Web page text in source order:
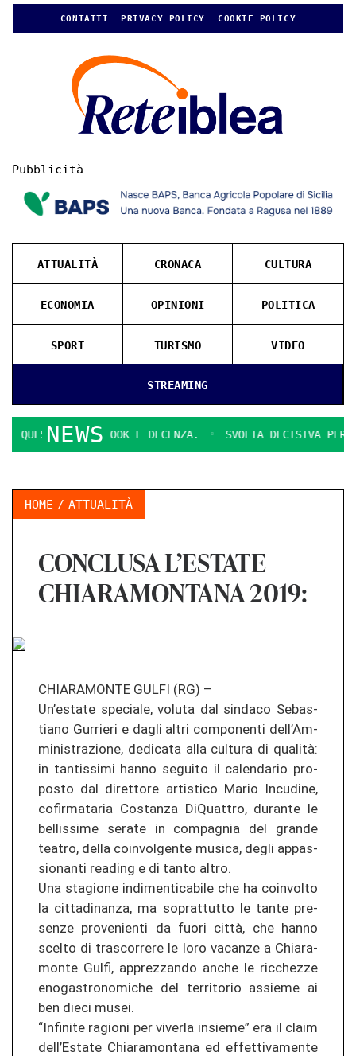
CONTATTI PRIVACY POLICY COOKIE POLICY
Pubblicità
STREAMING
ATTUALITÀ CRONACA CULTURA
ECONOMIA OPINIONI POLITICA
SPORT TURISMO VIDEO
NEWS
DI LOOK E DECENZA. SVOLTA DECISIVA PER IL
HOME ATTUALITÀ
CONCLUSA L’ESTATE
CHIARAMONTANA 2019:
CHIA­RA­MON­TE GULFI (RG) –
Un’es­ta­te spe­cia­le, vo­lu­ta dal sin­da­co Se­bas­
tia­no Gur­rie­ri e dagli altri com­po­nen­ti dell’Am­
mi­nis­tra­zio­ne, de­di­ca­ta alla cul­tu­ra di qualità:
in tan­tis­si­mi hanno se­gui­to il ca­len­da­rio pro­
posto dal di­ret­to­re ar­tis­ti­co Mario In­cu­di­ne,
co­fir­ma­ta­ria Cos­tan­za Di­Quat­tro, du­ran­te le
bel­lis­si­me se­ra­te in com­pag­nia del gran­de
tea­tro, della co­in­vol­gen­te mu­si­ca, degli ap­pas­
sio­nan­ti re­a­ding e di tanto altro.
Una stagio­ne indi­men­ti­ca­bi­le che ha co­in­vol­to
la cit­ta­di­nan­za, ma so­pr­at­tut­to le tante pre­
sen­ze pro­ve­nien­ti da fuori città, che hanno
scel­to di tras­cor­re­re le loro va­can­ze a Chia­ra­
mon­te Gulfi, ap­pre­z­zan­do anche le ric­che­z­ze
eno­gas­tro­no­mi­che del ter­ri­to­rio as­sie­me ai
ben dieci musei.
“In­fi­ni­te ra­gio­ni per vi­ver­la insie­me” era il claim
dell’Es­ta­te Chia­ra­mon­ta­na ed ef­fet­ti­va­men­te